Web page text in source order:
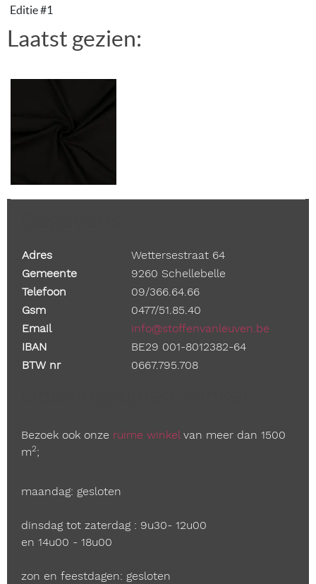
Editie #1
Laatst gezien:
Adres
Wettersestraat 64
Gemeente
9260 Schellebelle
Telefoon
09/366.64.66
Gsm
0477/51.85.40
Email
info@stoffenvanleuven.be
IBAN
BE29 001-8012382-64
BTW nr
0667.795.708
Bezoek ook onze ruime winkel van meer dan 1500
m2;
maandag: gesloten
dinsdag tot zaterdag : 9u30- 12u00
en 14u00 - 18u00
zon en feestdagen: gesloten